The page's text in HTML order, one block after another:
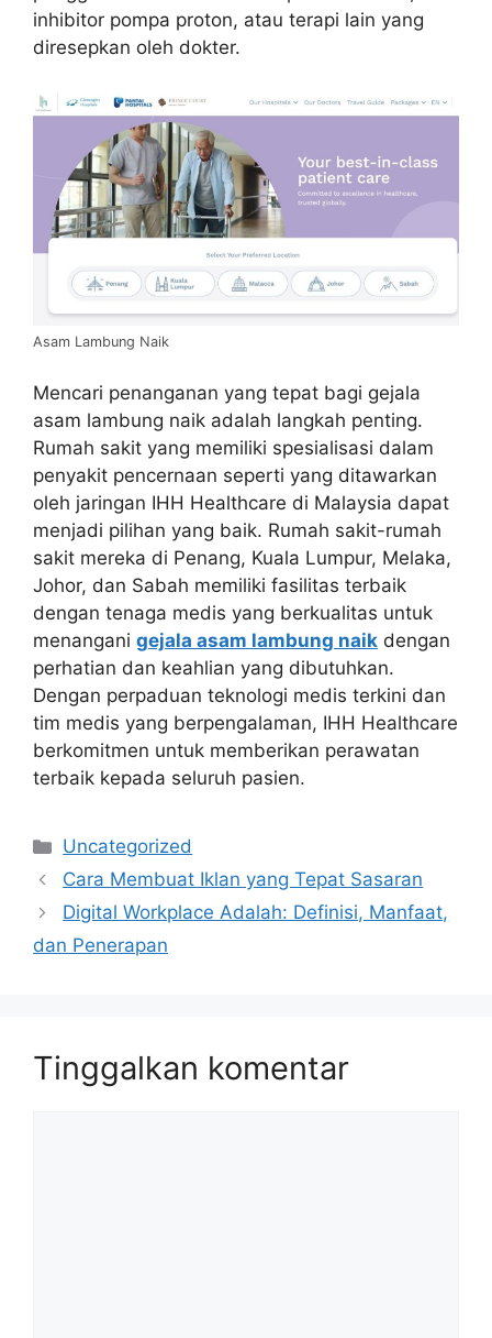
inhibitor pompa proton, atau terapi lain yang
diresepkan oleh dokter.
Asam Lambung Naik
Mencari penanganan yang tepat bagi gejala
asam lambung naik adalah langkah penting.
Rumah sakit yang memiliki spesialisasi dalam
penyakit pencernaan seperti yang ditawarkan
oleh jaringan IHH Healthcare di Malaysia dapat
menjadi pilihan yang baik. Rumah sakit-rumah
sakit mereka di Penang, Kuala Lumpur, Melaka,
Johor, dan Sabah memiliki fasilitas terbaik
dengan tenaga medis yang berkualitas untuk
menangani gejala asam lambung naik dengan
perhatian dan keahlian yang dibutuhkan.
Dengan perpaduan teknologi medis terkini dan
tim medis yang berpengalaman, IHH Healthcare
berkomitmen untuk memberikan perawatan
terbaik kepada seluruh pasien.
Kategori
Uncategorized
Cara Membuat Iklan yang Tepat Sasaran
Digital Workplace Adalah: Definisi, Manfaat,
dan Penerapan
Tinggalkan komentar